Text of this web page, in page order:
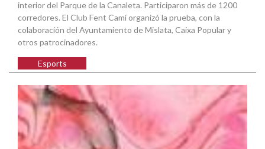
interior del Parque de la Canaleta. Participaron más de 1200
corredores. El Club Fent Camí organizó la prueba, con la
colaboración del Ayuntamiento de Mislata, Caixa Popular y
otros patrocinadores.
Esports